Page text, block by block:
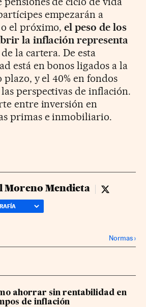
empezarán a
o el próximo,el peso de los
la inflación representa
de la cartera. De esta
está en bonos ligados a la
y el 40% en fondos
perspectivas de inflación.
entre inversión en
primas e inmobiliario.
Moreno Mendieta Miguel
Normas›
ahorrar sin rentabilidad en
de inflación